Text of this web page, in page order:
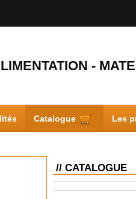
-
Catalogue Les
// CATALOGUE